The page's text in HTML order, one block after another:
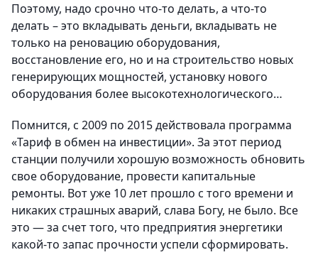
Поэтому, надо срочно что-то делать, а что-то
делать – это вкладывать деньги, вкладывать не
только на реновацию оборудования,
восстановление его, но и на строительство новых
генерирующих мощностей, установку нового
оборудования более высокотехнологического…
Помнится, с 2009 по 2015 действовала программа
«Тариф в обмен на инвестиции». За этот период
станции получили хорошую возможность обновить
свое оборудование, провести капитальные
ремонты. Вот уже 10 лет прошло с того времени и
никаких страшных аварий, слава Богу, не было. Все
это — за счет того, что предприятия энергетики
какой-то запас прочности успели сформировать.